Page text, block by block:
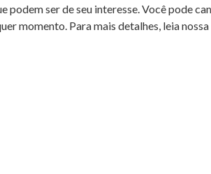
podem ser de seu interesse. Você pode
momento. Para mais detalhes, leia nossa